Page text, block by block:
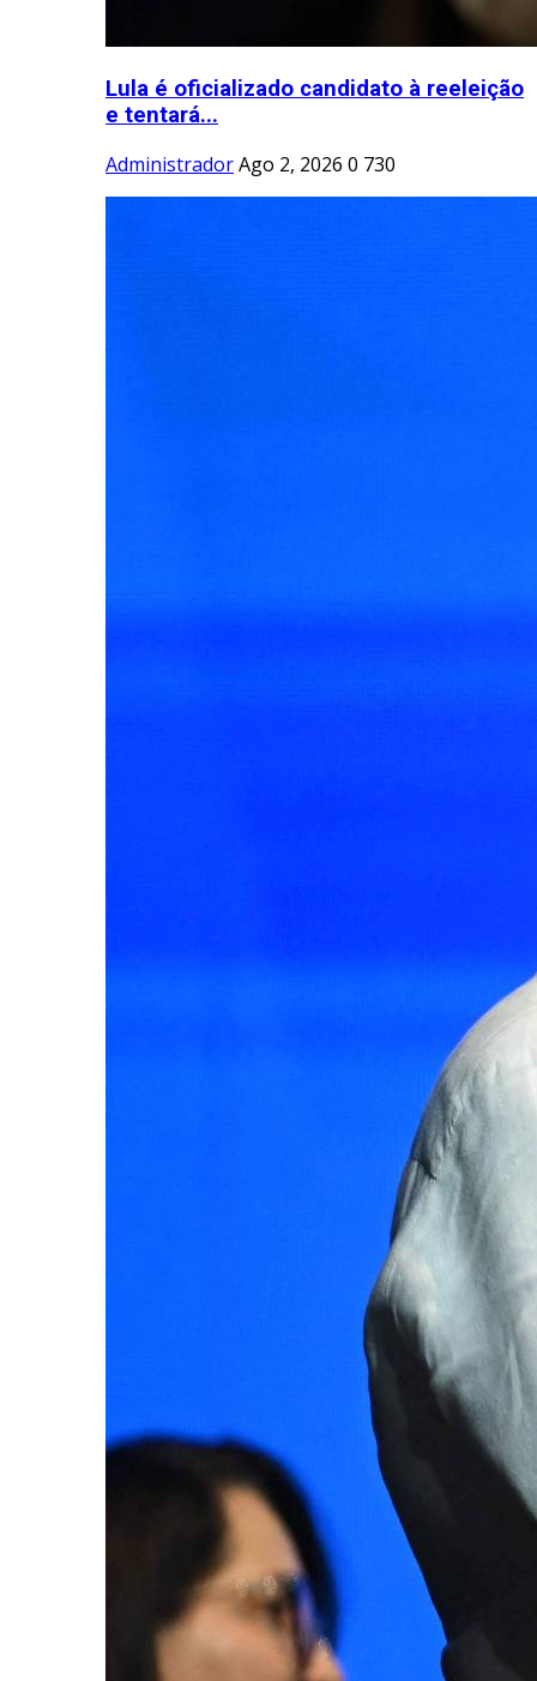
Lula é oficializado candidato à reeleição
e tentará...
AdministradorAgo 2, 2026 0 730